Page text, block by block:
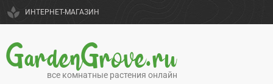
spa ИНТЕРНЕТ-МАГАЗИН
GardenGrove.ru
все комнатные растения онлайн